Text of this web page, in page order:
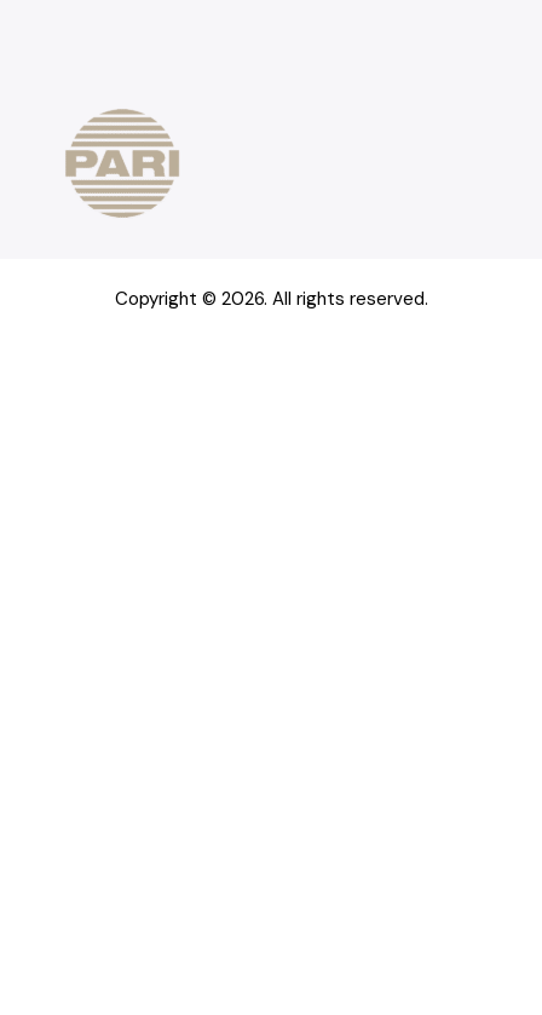
Copyright © 2026. All rights reserved.